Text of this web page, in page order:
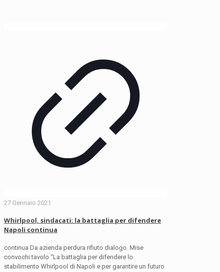
27 Gennaio 2021
Whirlpool, sindacati: la battaglia per difendere
Napoli continua
continua Da azienda perdura rifiuto dialogo. Mise
convochi tavolo “La battaglia per difendere lo
stabilimento Whirlpool di Napoli e per garantire un futuro